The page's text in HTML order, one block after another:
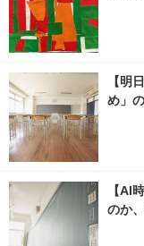
【明
め」
【AI
のか